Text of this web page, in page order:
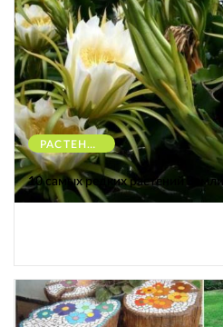
РАСТЕНИЯ
10 самых редких растений Земли